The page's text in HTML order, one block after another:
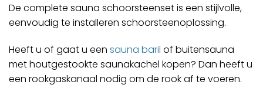
De complete sauna schoorsteenset is een stijlvolle,
eenvoudig te installeren schoorsteenoplossing.
Heeft u of gaat u een sauna baril of buitensauna
met houtgestookte saunakachel kopen? Dan heeft u
een rookgaskanaal nodig om de rook af te voeren.